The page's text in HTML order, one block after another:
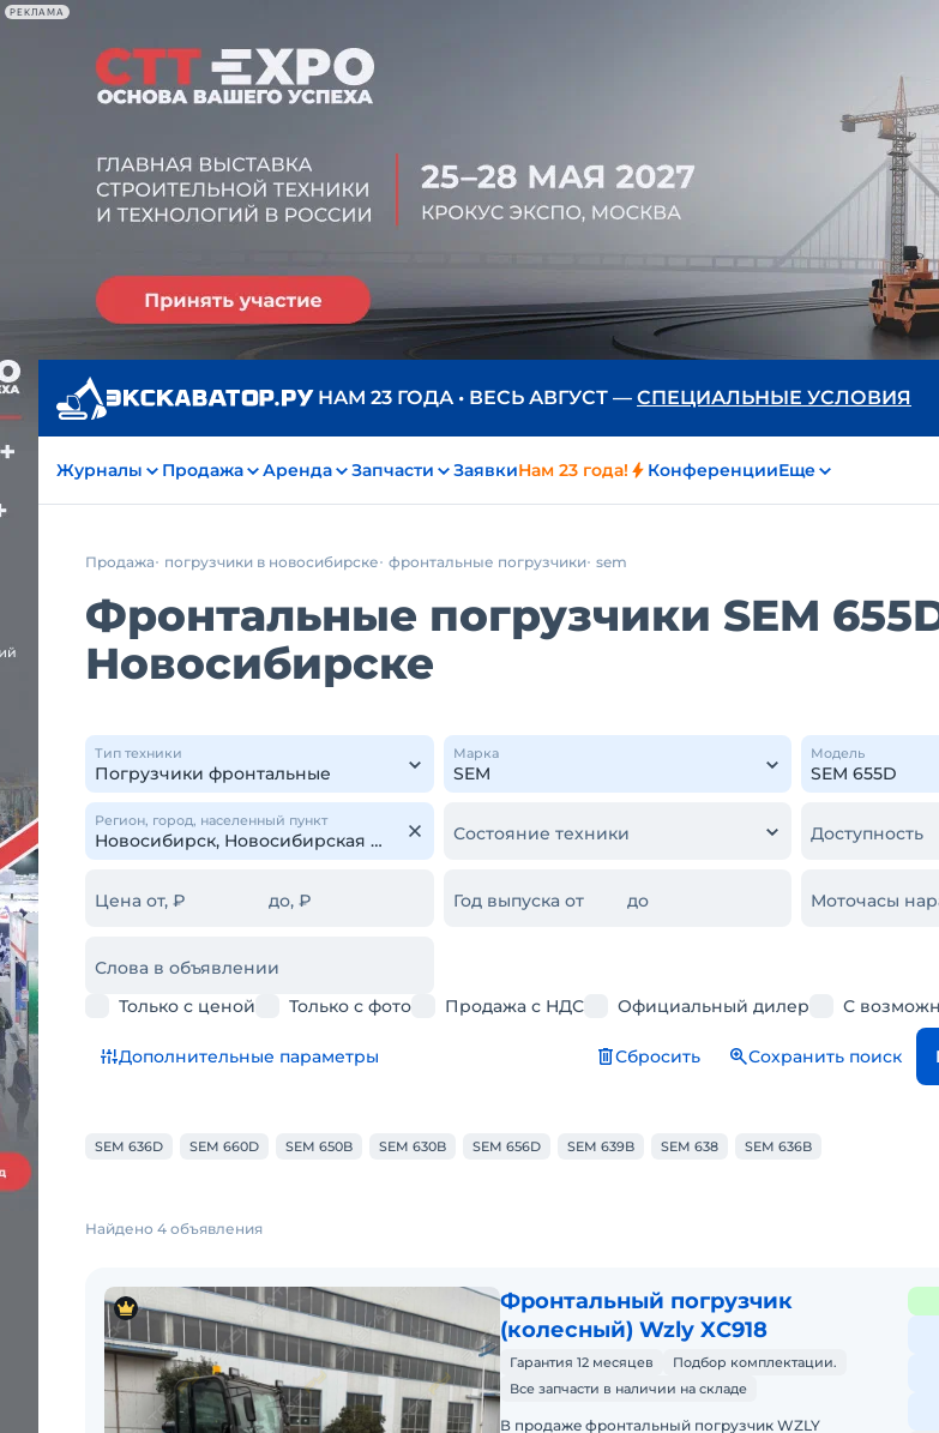
РЕКЛАМА
НАМ 23 ГОДА • ВЕСЬ АВГУСТ — СПЕЦИАЛЬНЫЕ УСЛОВИЯ
Журналы Продажа Аренда Запчасти ЗаявкиНам 23 года! КонференцииЕще
Продажа погрузчики в новосибирске фронтальные погрузчики sem
Фронтальные погрузчики SEM
Новосибирске
Тип техники Марка Модель
Регион, город, населенный пункт
Состояние техники Доступность
Цена от, ₽ до, ₽ Год выпуска от до Моточасы
Слова в объявлении
Только с ценой
Только с фото Продажа с НДС Официальный дилер С
Дополнительные параметры Сбросить Сохранить поиск
SEM 636D SEM 660D SEM 650B SEM 630B SEM 656D SEM 639B SEM 638 SEM 636B
Найдено 4 объявления
Фронтальный погрузчик
(колесный) Wzly XC918
Гарантия 12 месяцев
Подбор комплектации.
Все запчасти в наличии на складе
В пpодaжe фронтальный погрузчик WZLY